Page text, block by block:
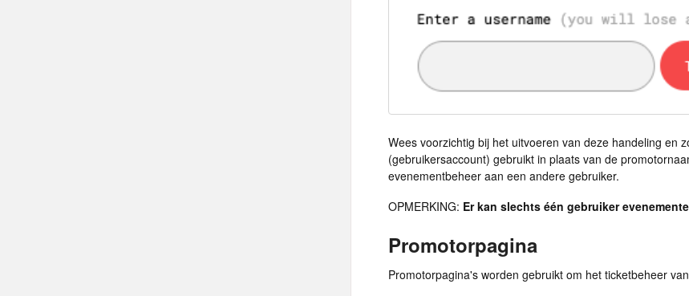
Wees voorzichtig bij het uitvoeren van deze handeling en
(gebruikersaccount) gebruikt in plaats van de
evenementbeheer aan een andere gebruiker.
OPMERKING: Er kan slechts één gebruiker
Promotorpagina
Promotorpagina's worden gebruikt om het ticketbeheer